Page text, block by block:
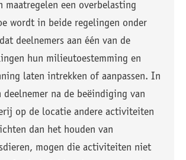
maatregelen een overbelasting
wordt in beide regelingen onder
deelnemers aan één van de
hun milieutoestemming en
laten intrekken of aanpassen. In
deelnemer na de beëindiging van
op de locatie andere activiteiten
dan het houden van
mogen die activiteiten niet